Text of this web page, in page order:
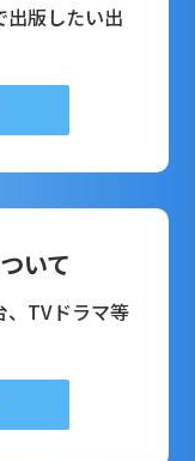
出版したい出
いて
、TVドラマ等